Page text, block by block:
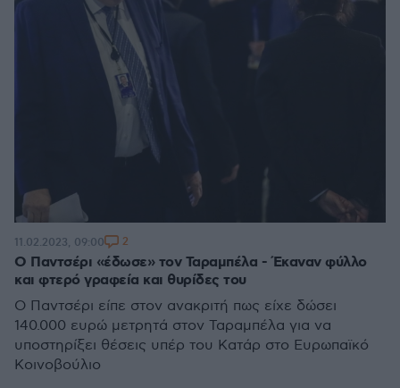
Ο Παντσέρι «έδωσε» τον Ταραμπέλα - Έκαναν φύλλο
και φτερό γραφεία και θυρίδες του
Ο Παντσέρι είπε στον ανακριτή πως είχε δώσει
140.000 ευρώ μετρητά στον Ταραμπέλα για να
υποστηρίξει θέσεις υπέρ του Κατάρ στο Ευρωπαϊκό
Κοινοβούλιο
11.02.2023, 09:00 2